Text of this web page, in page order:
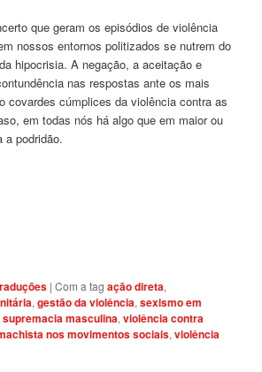
que geram os episódios de violência
nossos entornos politizados se nutrem do
hipocrisia. A negação, a aceitação e
nas respostas ante os mais
covardes cúmplices da violência contra as
em todas nós há algo que em maior ou
a podridão.
|Com a tagação direta,
,gestão da violência,sexismo em
supremacia masculina,violência contra
nos movimentos sociais,violência